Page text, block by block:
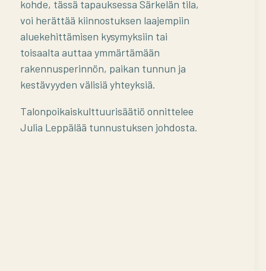
kohde, tässä tapauksessa Särkelän tila,
voi herättää kiinnostuksen laajempiin
aluekehittämisen kysymyksiin tai
toisaalta auttaa ymmärtämään
rakennusperinnön, paikan tunnun ja
kestävyyden välisiä yhteyksiä.
Talonpoikaiskulttuurisäätiö onnittelee
Julia Leppälää tunnustuksen johdosta.